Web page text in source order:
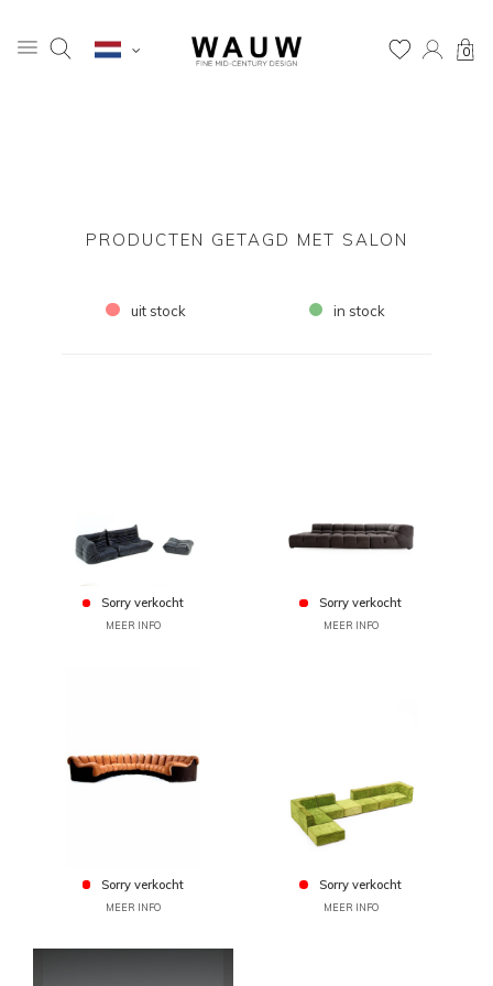
0
PRODUCTEN GETAGD MET SALON
uit stock in stock
Sorry verkocht
MEER INFO
Sorry verkocht
MEER INFO
Sorry verkocht
MEER INFO
Sorry verkocht
MEER INFO